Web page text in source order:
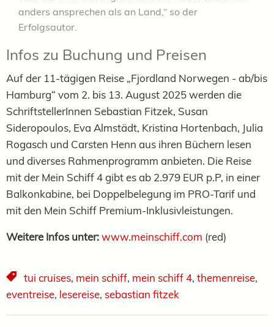
anders ansprechen als an Land,“ so der
Erfolgsautor.
Infos zu Buchung und Preisen
Auf der 11-tägigen Reise „Fjordland Norwegen - ab/bis
Hamburg“ vom 2. bis 13. August 2025 werden die
SchriftstellerInnen Sebastian Fitzek, Susan
Sideropoulos, Eva Almstädt, Kristina Hortenbach, Julia
Rogasch und Carsten Henn aus ihren Büchern lesen
und diverses Rahmenprogramm anbieten. Die Reise
mit der Mein Schiff 4 gibt es ab 2.979 EUR p.P, in einer
Balkonkabine, bei Doppelbelegung im PRO-Tarif und
mit den Mein Schiff Premium-Inklusivleistungen.
Weitere Infos unter:www.meinschiff.com (red)
tui cruises, mein schiff, mein schiff 4, themenreise,
eventreise, lesereise, sebastian fitzek